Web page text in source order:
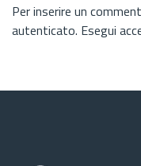
Per inserire un
autenticato. Esegui